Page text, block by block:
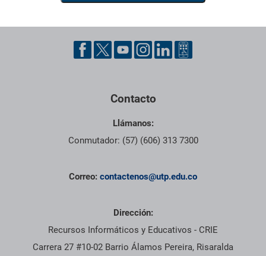
Pie de página con información de contacto, redes sociales y
Contacto
Llámanos:
Conmutador: (57) (606) 313 7300
Correo: contactenos@utp.edu.co
Dirección:
Recursos Informáticos y Educativos - CRIE
Carrera 27 #10-02 Barrio Álamos Pereira, Risaralda